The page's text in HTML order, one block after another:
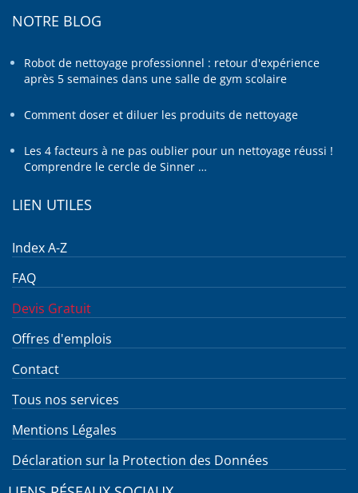
NOTRE BLOG
Robot de nettoyage professionnel : retour d'expérience
après 5 semaines dans une salle de gym scolaire
Comment doser et diluer les produits de nettoyage
Les 4 facteurs à ne pas oublier pour un nettoyage réussi !
Comprendre le cercle de Sinner …
LIEN UTILES
Index A-Z
FAQ
Devis Gratuit
Offres d'emplois
Contact
Tous nos services
Mentions Légales
Déclaration sur la Protection des Données